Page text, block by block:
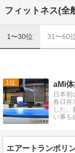
フィットネス(全
1〜30位 31〜60
1 aMi
日本初
春日井
した
い事も